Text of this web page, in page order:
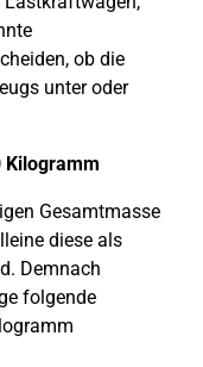
ob die
unter oder
Kilogramm
Gesamtmasse
diese als
Demnach
folgende